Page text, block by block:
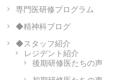
ン専門医研修プログラム
◆精神科ブログ
◆スタッフ紹介
レジデント紹介
後期研修医たちの声